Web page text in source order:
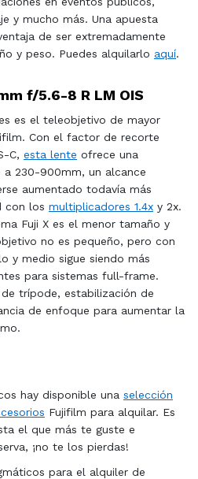
y mucho más. Una apuesta
de ser extremadamente
y peso. Puedes alquilarlo aquí.
f/5.6-8 R LM OIS
es el teleobjetivo de mayor
Con el factor de recorte
C, esta lente ofrece una
230-900mm, un alcance
aumentado todavía más
con los multiplicadores 1.4x y 2x.
Fuji X es el menor tamaño y
no es pequeño, pero con
y medio sigue siendo más
para sistemas full-frame.
trípode, estabilización de
de enfoque para aumentar la
hay disponible una selección
Fujifilm para alquilar. Es
el que más te guste e
¡no te los pierdas!
para el alquiler de